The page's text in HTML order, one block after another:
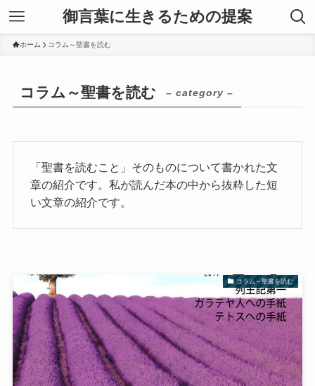
御言葉に生きるための提案
ホーム コラム～聖書を読む
コラム～聖書を読む – category –
「聖書を読むこと」そのものについて書かれた文
章の紹介です。私が読んだ本の中から抜粋した短
い文章の紹介です。
コラム～聖書を読む